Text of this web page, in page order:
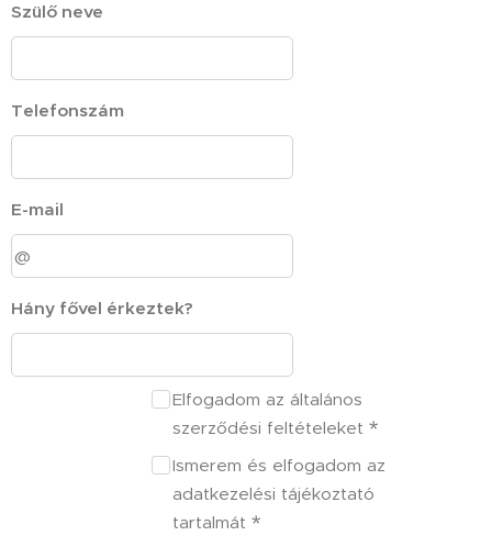
Szülő neve
Telefonszám
E-mail
Hány fővel érkeztek?
Elfogadom az általános
szerződési feltételeket
Ismerem és elfogadom az
adatkezelési tájékoztató
tartalmát